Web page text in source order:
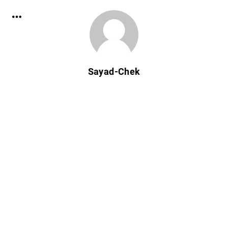
Sayad-Chek